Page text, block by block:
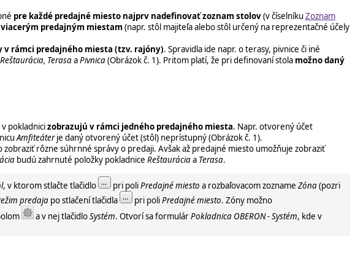
pre každé predajné miesto najprv nadefinovať zoznam stolov(v číselníkuZoznam
predajným miestam(napr. stôl majiteľa alebo stôl určený na reprezentačné účely
v rámci predajného miesta (tzv. rajóny). Spravidla ide napr. o terasy, pivnice či iné
Reštaurácia, TerasaaPivnica(Obrázok č. 1). Pritom platí, že pri definovaní stola možno daný
pokladnicizobrazujú v rámci jedného predajného miesta. Napr. otvorený účet
Amfiteáterje daný otvorený účet (stôl) neprístupný (Obrázok č. 1).
rôzne súhrnné správy o predaji. Avšak až predajné miesto umožňuje zobraziť
budú zahrnuté položky pokladnice Reštauráciaa Terasa.
, v ktorom stlačte tlačidlo pri poliPredajné miesto a rozbaľovacom zozname Zóna(pozri
predaja po stlačení tlačidla pri poliPredajné miesto. Zóny možno
a v nej tlačidloSystém. Otvorí sa formulárPokladnica OBERON - Systém, kde v